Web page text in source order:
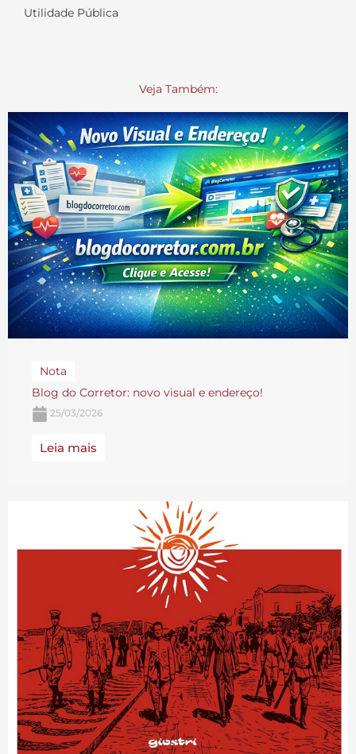
Utilidade Pública
Veja Também:
Nota
Blog do Corretor: novo visual e endereço!
25/03/2026
Leia mais